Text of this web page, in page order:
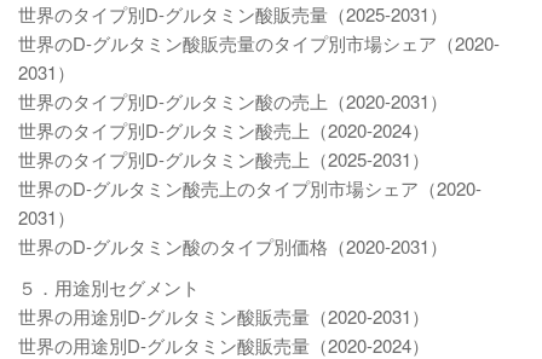
世界のタイプ別D-グルタミン酸販売量（2025-2031）
世界のD-グルタミン酸販売量のタイプ別市場シェア（2020-
2031）
世界のタイプ別D-グルタミン酸の売上（2020-2031）
世界のタイプ別D-グルタミン酸売上（2020-2024）
世界のタイプ別D-グルタミン酸売上（2025-2031）
世界のD-グルタミン酸売上のタイプ別市場シェア（2020-
2031）
世界のD-グルタミン酸のタイプ別価格（2020-2031）
５．用途別セグメント
世界の用途別D-グルタミン酸販売量（2020-2031）
世界の用途別D-グルタミン酸販売量（2020-2024）